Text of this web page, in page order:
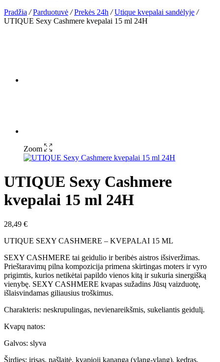
Pradžia / Parduotuvė / Prekės 24h / Utique kvepalai sandėlyje /
UTIQUE Sexy Cashmere kvepalai 15 ml 24H
Zoom
UTIQUE Sexy Cashmere
kvepalai 15 ml 24H
28,49 €
UTIQUE SEXY CASHMERE – KVEPALAI 15 ML
SEXY CASHMERE tai geidulio ir beribės aistros išsiveržimas.
Prieštaravimų pilna kompozicija primena skirtingas moters ir vyro
prigimtis, kurios netikėtai papildo vienos kitą ir sukuria sinergišką
vienybę. SEXY CASHMERE kvapas sužadins Jūsų vaizduotę,
išlaisvindamas giliausius troškimus.
Charakteris: neskrupulingas, nevienareikšmis, sukeliantis geidulį.
Kvapų natos:
Galvos: slyva
Širdies: irisas, našlaitė, kvapioji kananga (ylang-ylang), kedras,